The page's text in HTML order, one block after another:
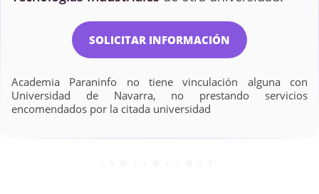
SOLICITAR INFORMACIÓN
Academia Paraninfo no tiene vinculación alguna con
Universidad de Navarra, no prestando servicios
encomendados por la citada universidad